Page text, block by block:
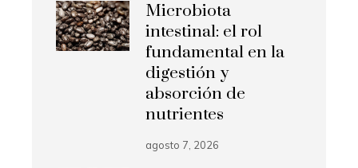
Microbiota
intestinal: el rol
fundamental en la
digestión y
absorción de
nutrientes
agosto 7, 2026